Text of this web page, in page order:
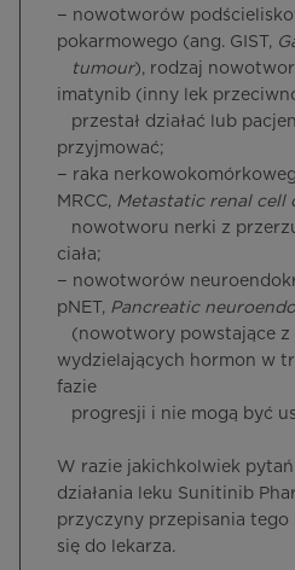
− nowotworów
pokarmowego (ang. GIST,
tumour), rodzaj
imatynib (inny lek
przestał działać lub
przyjmować;
− raka
MRCC, Metastatic renal cell
nowotworu nerki z
ciała;
− nowotworów
pNET, Pancreatic
(nowotwory powstające z
wydzielających hormon w
fazie
progresji i nie mogą być
W razie jakichkolwiek
działania leku Sunitinib
przyczyny przepisania tego
się do lekarza.